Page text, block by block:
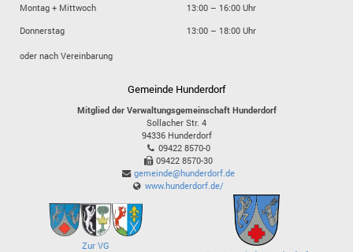
Montag + Mittwoch
13:00 – 16:00 Uhr
Donnerstag
13:00 – 18:00 Uhr
oder nach Vereinbarung
Gemeinde Hunderdorf
Mitglied der Verwaltungsgemeinschaft Hunderdorf
Sollacher Str. 4
94336 Hunderdorf
09422 8570-0
09422 8570-30
gemeinde@hunderdorf.de
www.hunderdorf.de/
Zur VG